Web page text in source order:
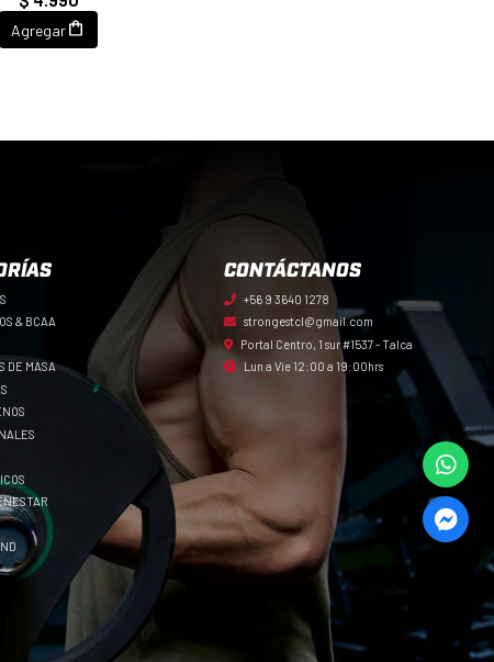
Agregar
& BCAA
DE MASA
CONTÁCTANOS
+56 9 3640 1278
strongestcl@gmail.com
Portal Centro, 1 sur #1537 - Talca
Lun a Vie 12:00 a 19:00hrs